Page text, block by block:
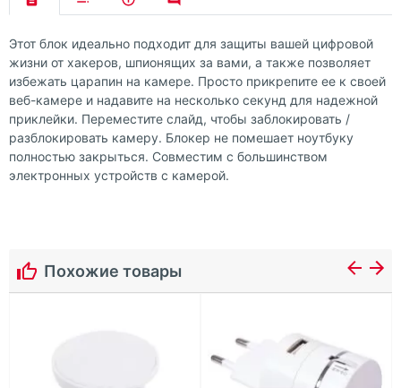
Этот блок идеально подходит для защиты вашей цифровой
жизни от хакеров, шпионящих за вами, а также позволяет
избежать царапин на камере. Просто прикрепите ее к своей
веб-камере и надавите на несколько секунд для надежной
приклейки. Переместите слайд, чтобы заблокировать /
разблокировать камеру. Блокер не помешает ноутбуку
полностью закрыться. Совместим с большинством
электронных устройств с камерой.
Похожие товары